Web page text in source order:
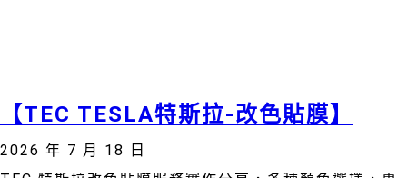
【TEC TESLA特斯拉-改色貼膜】
2026 年 7 月 18 日